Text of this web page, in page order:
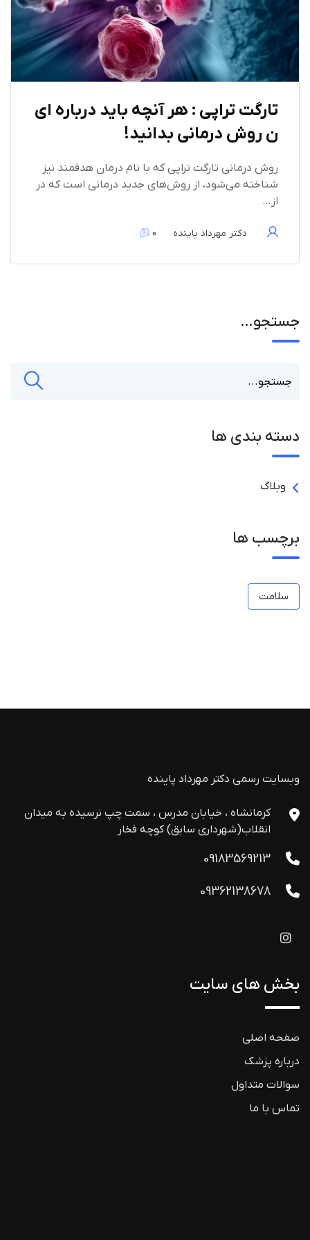
تارگت تراپی : هر آنچه باید درباره ای
ن روش درمانی بدانید!
روش درمانی تارگت تراپی که با نام درمان هدفمند نیز
شناخته می‌شود، از روش‌های جدید درمانی است که در
از…
دکتر مهرداد پاینده 0
جستجو…
دسته بندی ها
وبلاگ
برچسب ها
سلامت
وبسایت رسمی دکتر مهرداد پاینده
کرمانشاه ، خیابان مدرس ، سمت چپ نرسیده به میدان
انقلاب(شهرداری سابق) کوچه فخار
09183569213
09362138678
بخش های سایت
صفحه اصلی
درباره پزشک
سوالات متداول
تماس با ما